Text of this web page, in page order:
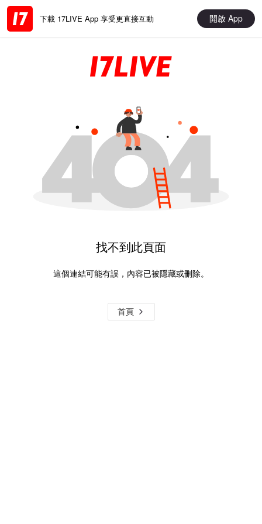
下載 17LIVE App 享受更直接互動 開啟 App
找不到此頁面
這個連結可能有誤，內容已被隱藏或刪除。
首頁